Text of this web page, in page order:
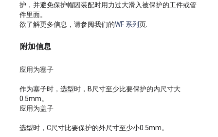
护，并避免保护帽因装配时用力过大滑入被保护的工件或管
件里面。
欲了解更多信息，请参阅我们的WF 系列页.
附加信息
应用为塞子
作为塞子时，选型时，B尺寸至少比要保护的内尺寸大
0.5mm。
应用为盖子
选型时，C尺寸比要保护的外尺寸至少小0.5mm。